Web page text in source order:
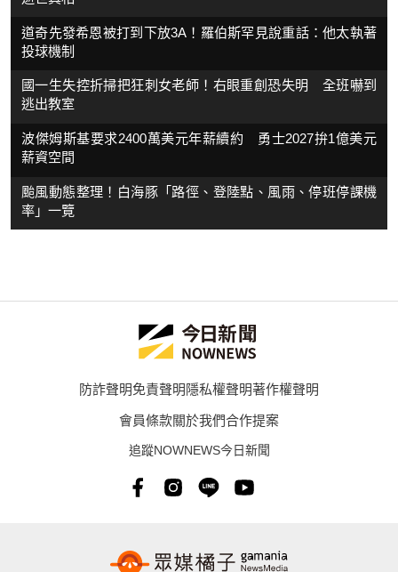
道奇先發希恩被打到下放3A！羅伯斯罕見說重話：他太執著
投球機制
國一生失控折掃把狂刺女老師！右眼重創恐失明 全班嚇到
逃出教室
波傑姆斯基要求2400萬美元年薪續約 勇士2027拚1億美元
薪資空間
颱風動態整理！白海豚「路徑、登陸點、風雨、停班停課機
率」一覽
防詐聲明免責聲明隱私權聲明著作權聲明
會員條款關於我們合作提案
追蹤NOWNEWS今日新聞